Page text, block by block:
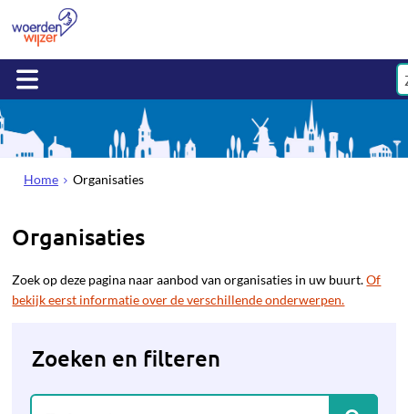
Home Organisaties
Organisaties
Zoek op deze pagina naar aanbod van organisaties in uw buurt.Of
bekijk eerst informatie over de verschillende onderwerpen.
Zoeken en filteren